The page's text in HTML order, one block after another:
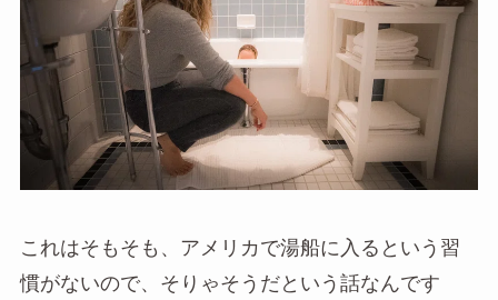
これはそもそも、アメリカで湯船に入るという習
慣がないので、そりゃそうだという話なんです